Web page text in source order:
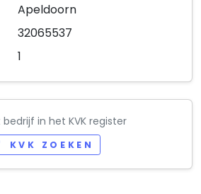
Apeldoorn
32065537
1
bedrijf in het KVK register
KVK ZOEKEN